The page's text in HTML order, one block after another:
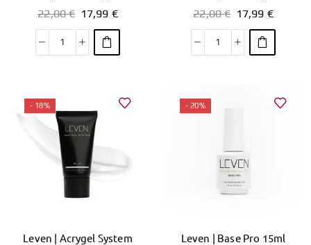
22,00€ 17,99 €
22,00€ 17,99 €
- 18%
Leven | Acrygel System
- 20%
Leven | Base Pro 15ml